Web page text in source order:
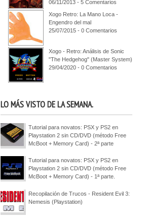
06/11/2013 - 5 Comentarios
Xogo Retro: La Mano Loca -
Engendro del mal
25/07/2015 - 0 Comentarios
Xogo - Retro: Análisis de Sonic
"The Hedgehog" (Master System)
29/04/2020 - 0 Comentarios
LO MÁS VISTO DE LA SEMANA.
Tutorial para novatos: PSX y PS2 en
Playstation 2 sin CD/DVD (método Free
McBoot + Memory Card) - 2ª parte
Tutorial para novatos: PSX y PS2 en
Playstation 2 sin CD/DVD (método Free
McBoot + Memory Card) - 1ª parte.
Recopilación de Trucos - Resident Evil 3:
Nemesis (Playstation)